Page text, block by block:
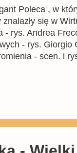
Poleca , w
się w
- rys. Andrea
- rys.
- scen. i
w Gigancie